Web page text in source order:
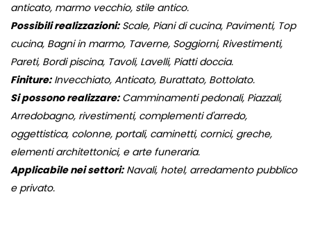
anticato, marmo vecchio, stile antico.
Possibili realizzazioni:Scale, Piani di cucina, Pavimenti, Top
cucina, Bagni in marmo, Taverne, Soggiorni, Rivestimenti,
Pareti, Bordi piscina, Tavoli, Lavelli, Piatti doccia.
Finiture:Invecchiato, Anticato, Burattato, Bottolato.
Si possono realizzare:Camminamenti pedonali, Piazzali,
Arredobagno, rivestimenti, complementi d'arredo,
oggettistica, colonne, portali, caminetti, cornici, greche,
elementi architettonici, e arte funeraria.
Applicabile nei settori:Navali, hotel, arredamento pubblico
e privato.